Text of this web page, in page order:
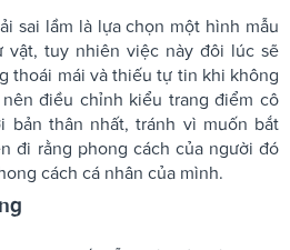
sai lầm là lựa chọn một hình mẫu
vật, tuy nhiên việc này đôi lúc sẽ
thoái mái và thiếu tự tin khi không
điều chỉnh kiểu trang điểm cô
bản thân nhất, tránh vì muốn bắt
đi rằng phong cách của người đó
cách cá nhân của mình.